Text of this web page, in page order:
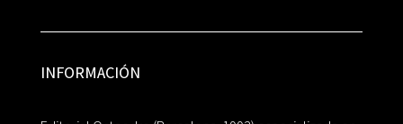
INFORMACIÓN